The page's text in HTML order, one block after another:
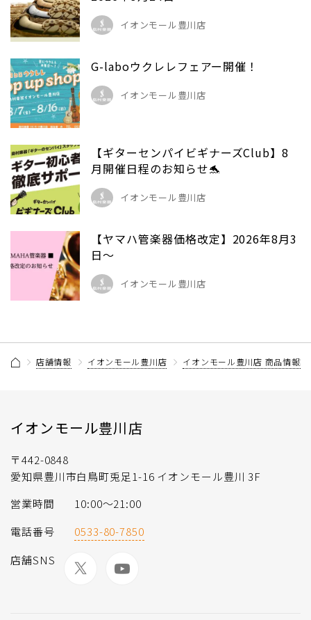
イオンモール豊川店
G-laboウクレレフェアー開催！
イオンモール豊川店
【ギターセンパイビギナーズClub】8
月開催日程のお知らせ🐬
イオンモール豊川店
【ヤマハ管楽器価格改定】2026年8月3
日～
イオンモール豊川店
店舗情報 イオンモール豊川店 イオンモール豊川店 商品情報
イオンモール豊川店
〒442-0848
愛知県豊川市白鳥町兎足1-16 イオンモール豊川 3F
営業時間
10:00～21:00
電話番号
0533-80-7850
店舗SNS